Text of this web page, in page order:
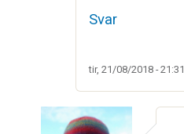
Svar
tir, 21/08/2018 - 21:31